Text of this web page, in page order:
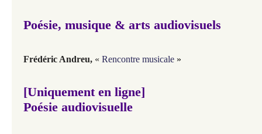
Poésie, musique & arts audiovisuels
Frédéric Andreu, « Rencontre musicale »
[Uniquement en ligne]
Poésie audiovisuelle